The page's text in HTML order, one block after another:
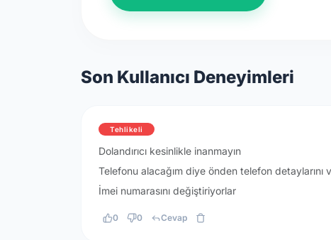
Son Kullanıcı Deneyimleri
Tehlikeli
Dolandırıcı kesinlikle inanmayın
Telefonu alacağım diye önden telefon detaylarını
İmei numarasını değiştiriyorlar
0 0 Cevap